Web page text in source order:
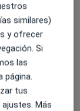
similares)
y ofrecer
Si
las
página.
tus
Más